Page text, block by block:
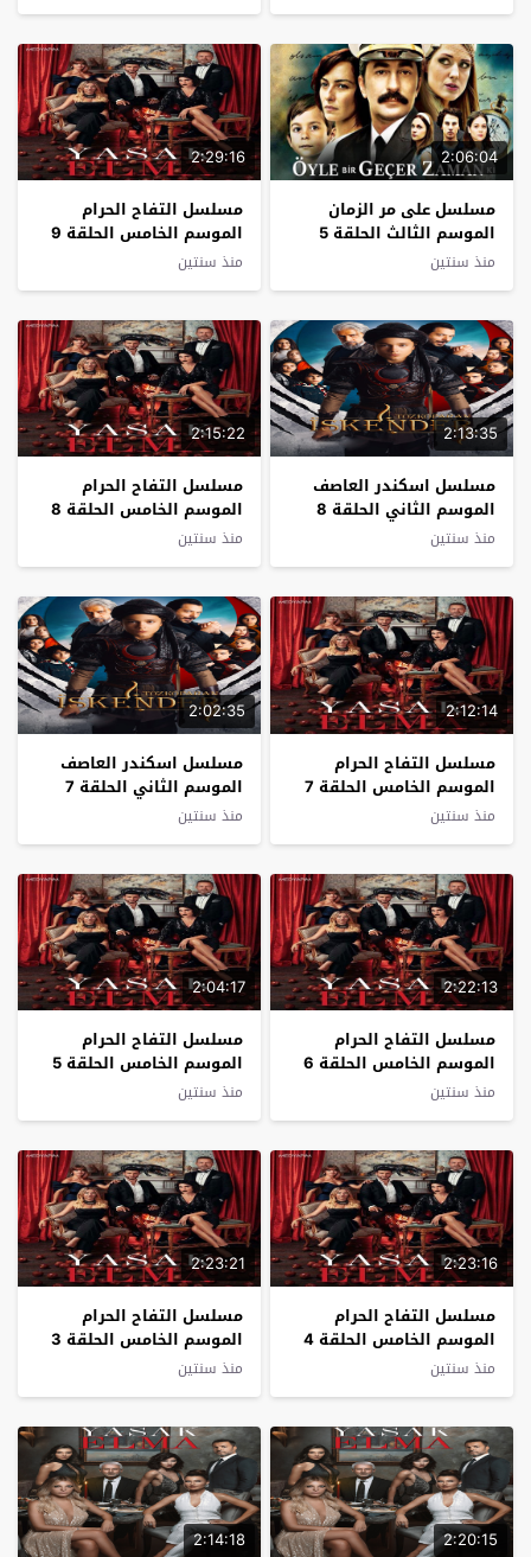
2:06:04
مسلسل على مر الزمان
الموسم الثالث الحلقة 5
مترجم
منذ سنتين
2:29:16
مسلسل التفاح الحرام
الموسم الخامس الحلقة 9
مترجم
منذ سنتين
2:13:35
مسلسل اسكندر العاصف
الموسم الثاني الحلقة 8
مترجم
منذ سنتين
2:15:22
مسلسل التفاح الحرام
الموسم الخامس الحلقة 8
مترجم
منذ سنتين
2:12:14
مسلسل التفاح الحرام
الموسم الخامس الحلقة 7
مترجم
منذ سنتين
2:02:35
مسلسل اسكندر العاصف
الموسم الثاني الحلقة 7
مترجم
منذ سنتين
2:22:13
مسلسل التفاح الحرام
الموسم الخامس الحلقة 6
مترجم
منذ سنتين
2:04:17
مسلسل التفاح الحرام
الموسم الخامس الحلقة 5
مترجم
منذ سنتين
2:23:16
مسلسل التفاح الحرام
الموسم الخامس الحلقة 4
مترجم
منذ سنتين
2:23:21
مسلسل التفاح الحرام
الموسم الخامس الحلقة 3
مترجم
منذ سنتين
2:20:15
2:14:18